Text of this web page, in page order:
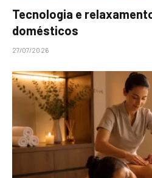
Tecnologia e
domésticos
27/07/2026